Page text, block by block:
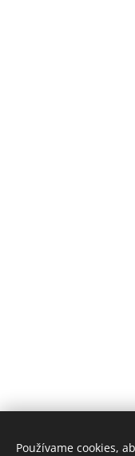
Používame cookies,